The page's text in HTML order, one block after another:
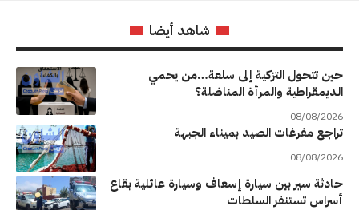
شاهد أيضا
حين تتحول التزكية إلى سلعة…من يحمي
الديمقراطية والمرأة المناضلة؟
08/08/2026
تراجع مفرغات الصيد بميناء الجبهة
08/08/2026
حادثة سير بين سيارة إسعاف وسيارة عائلية بقاع
أسراس تستنفر السلطات